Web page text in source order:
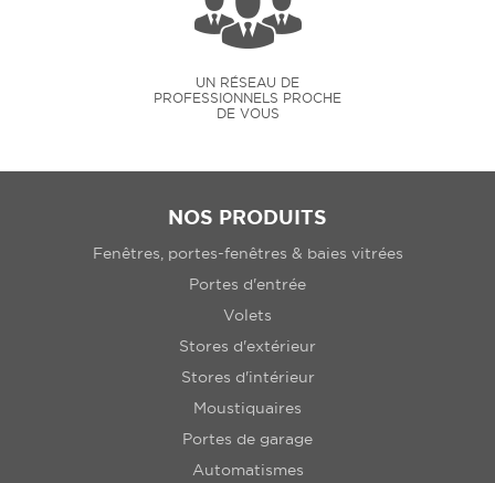
UN RÉSEAU DE
PROFESSIONNELS PROCHE
DE VOUS
NOS PRODUITS
Fenêtres, portes-fenêtres & baies vitrées
Portes d'entrée
Volets
Stores d'extérieur
Stores d'intérieur
Moustiquaires
Portes de garage
Automatismes